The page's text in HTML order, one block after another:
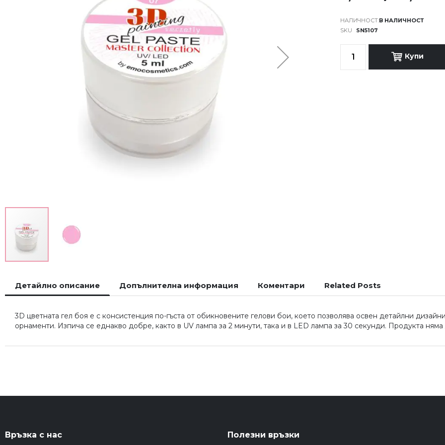
В НАЛИЧНОСТ
SKU
SN5107
Купи
началото
на
със
снимки
Детайлно описание
3D цветната гел боя е с консистенция по-гъста от обикновените гелови бои, което позволява освен детайлни
орнаменти. Изпича се еднакво добре, както в UV лампа за 2 минути, така и в LED лампа за 30 секунди. Продукта няма
Допълнителна информация Коментари Related Posts
Връзка с нас Полезни връзки